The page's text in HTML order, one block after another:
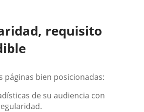
requisito
páginas bien posicionadas:
de su audiencia con